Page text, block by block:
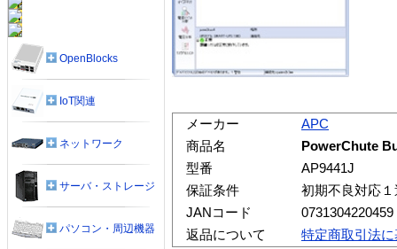
メーカー
APC
商品名
PowerChute
型番
AP9441J
保証条件
初期不良対応
JANコード
0731304220459
返品について
特定商取引法
OpenBlocks
IoT関連
ネットワーク
サーバ・ストレージ
パソコン・周辺機器